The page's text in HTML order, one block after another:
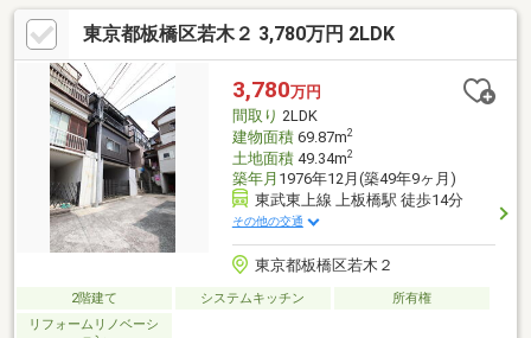
チの設備保証や定期点検、駆け付けサービス・・・etc購入前のタ
イミングは勿論、購入後のご不安につきましてもご相談可能で
す！まずはお気軽に現地をご覧下さいませ。物件の詳細につい
て、ご見学希望のお客様は下記番号までお気軽にご連絡下さい。
お問い合わせ専用フリーダイヤル ： ０１２０－１０４－５７０
東京都板橋区若木２ 3,780万円 2LDK
3,780万円
間取り 2LDK
建物面積69.87m2
土地面積49.34m2
築年月 1976年12月(築49年9ヶ月)
東武東上線 上板橋駅 徒歩14分
その他の交通
東京都板橋区若木２
2階建て システムキッチン
所有権
リフォームリノベーシ